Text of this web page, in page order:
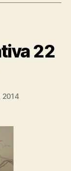
22
2014